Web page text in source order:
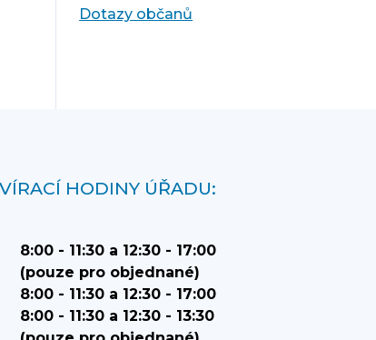
Dotazy občanů
HODINY ÚŘADU:
8:00 - 11:30 a 12:30 - 17:00
(pouze pro objednané)
8:00 - 11:30 a 12:30 - 17:00
8:00 - 11:30 a 12:30 - 13:30